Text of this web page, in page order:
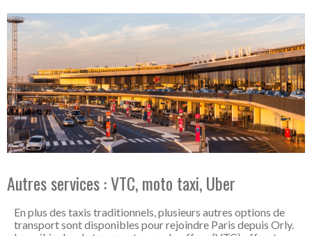
Autres services : VTC, moto taxi, Uber
En plus des taxis traditionnels, plusieurs autres options de
transport sont disponibles pour rejoindre Paris depuis Orly.